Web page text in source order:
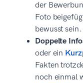
der
Foto
bewusst sein.
Doppelte
oder ein
Fakten
noch einmal